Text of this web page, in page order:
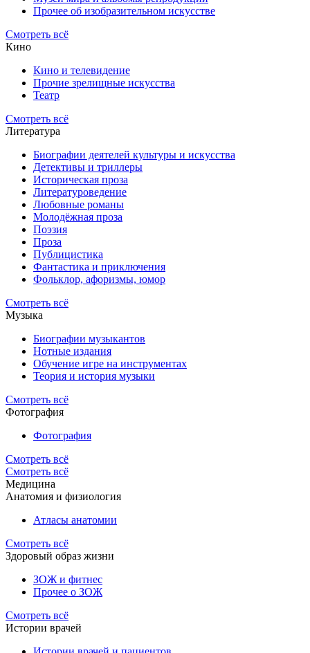
Прочее об изобразительном искусстве
Смотреть всё
Кино
Кино и телевидение
Прочие зрелищные искусства
Театр
Смотреть всё
Литература
Биографии деятелей культуры и искусства
Детективы и триллеры
Историческая проза
Литературоведение
Любовные романы
Молодёжная проза
Поэзия
Проза
Публицистика
Фантастика и приключения
Фольклор, афоризмы, юмор
Смотреть всё
Музыка
Биографии музыкантов
Нотные издания
Обучение игре на инструментах
Теория и история музыки
Смотреть всё
Фотография
Фотография
Смотреть всё
Смотреть всё
Медицина
Анатомия и физиология
Атласы анатомии
Смотреть всё
Здоровый образ жизни
ЗОЖ и фитнес
Прочее о ЗОЖ
Смотреть всё
Истории врачей